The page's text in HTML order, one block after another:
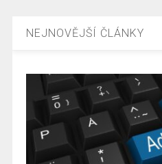
NEJNOVĚJŠÍ ČLÁNKY